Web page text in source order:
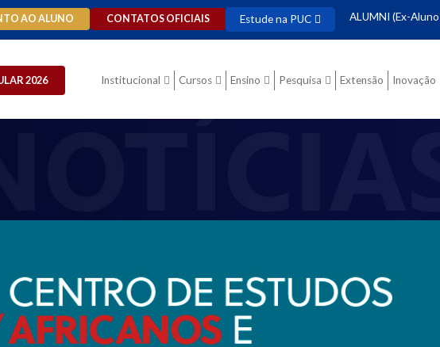
AO ALUNO CONTATOS OFICIAIS Estude na PUC ALUMNI (Ex-
2026 Institucional Cursos Ensino Pesquisa Extensão Inovação